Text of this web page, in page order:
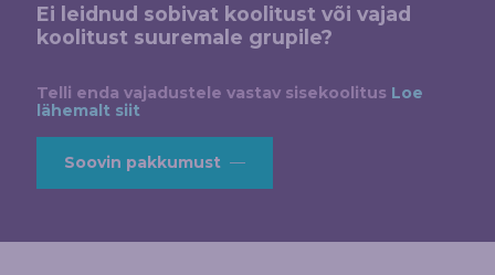
Ei leidnud sobivat koolitust või vajad
koolitust suuremale grupile?
Telli enda vajadustele vastav sisekoolitus Loe
lähemalt siit
Soovin pakkumust